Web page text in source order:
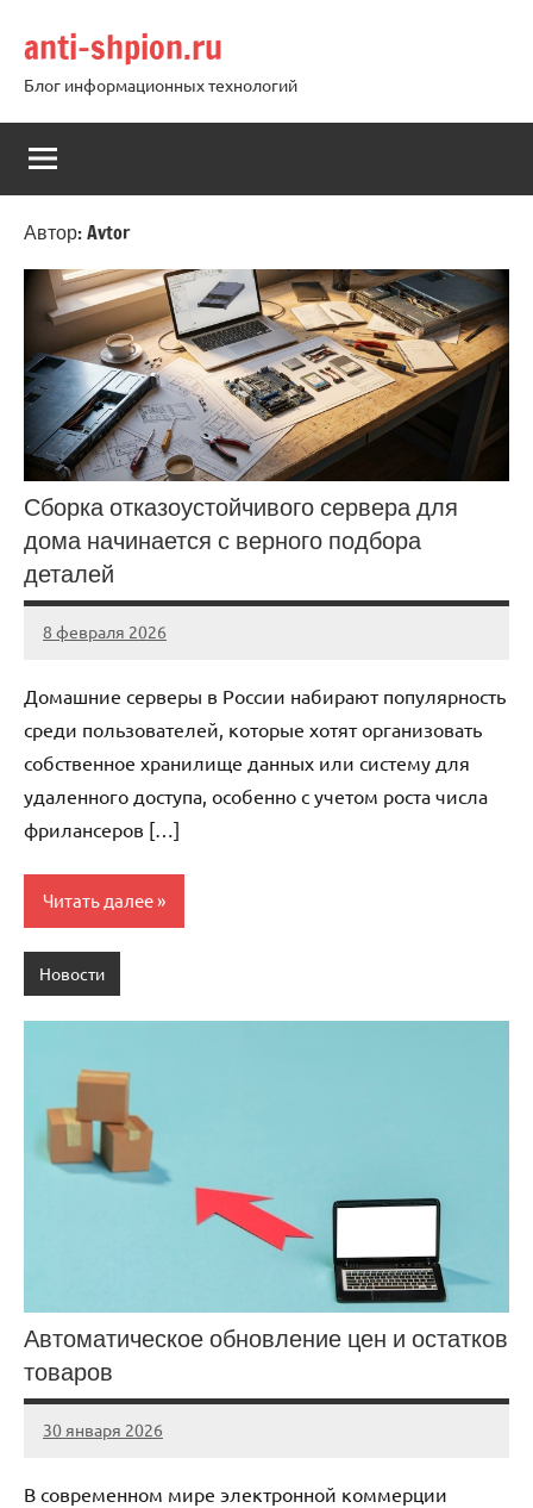
содержимому
anti-shpion.ru
Блог информационных технологий
Автор:Avtor
Сборка отказоустойчивого сервера для
дома начинается с верного подбора
деталей
8 февраля 2026
Avtor
Нет
Домашние серверы в России набирают популярность
среди пользователей, которые хотят организовать
собственное хранилище данных или систему для
удаленного доступа, особенно с учетом роста числа
фрилансеров […]
Читать далее
Новости
Автоматическое обновление цен и остатков
товаров
30 января 2026
Avtor
Нет
В современном мире электронной коммерции